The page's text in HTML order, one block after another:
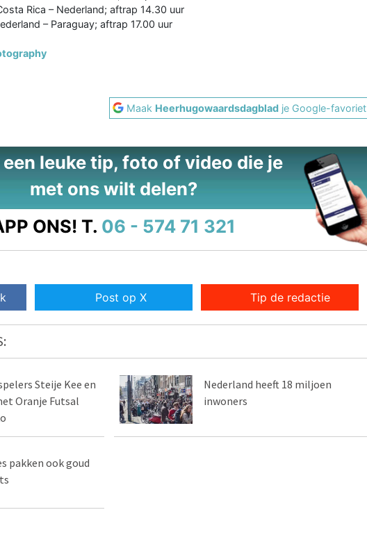
Rica – Nederland; aftrap 14.30 uur
– Paraguay; aftrap 17.00 uur
Maak Heerhugowaardsdagblad je Google-favoriet
een leuke tip, foto of video die je
met ons wilt delen?
ONS! T. 06 - 574 71 321
Post op X Tip de redactie
Steije Kee en
Oranje Futsal
Nederland heeft 18 miljoen
inwoners
pakken ook goud